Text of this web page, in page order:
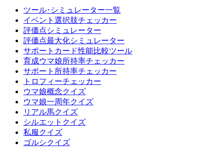
ツール･シミュレーター一覧
イベント選択肢チェッカー
評価点シミュレーター
評価点最大化シミュレーター
サポートカード性能比較ツール
育成ウマ娘所持率チェッカー
サポート所持率チェッカー
トロフィーチェッカー
ウマ娘概念クイズ
ウマ娘一周年クイズ
リアル馬クイズ
シルエットクイズ
私服クイズ
ゴルシクイズ